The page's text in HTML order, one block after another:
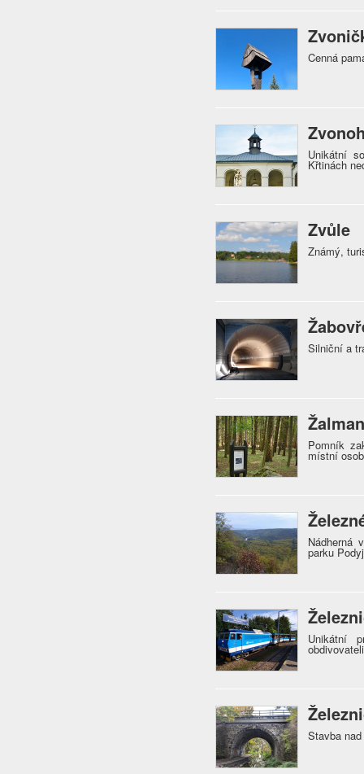
Cenná
Unikátní
Křtinách
Zvůle
Známý,
Silniční a
Pomník
místní
Nádherná
parku
Unikátní
obdivovateli
Stavba